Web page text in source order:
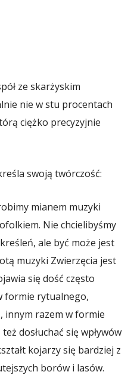
ze skarżyskim
nie w stu procentach
ciężko precyzyjnie
swoją twórczość:
mianem muzyki
Nie chcielibyśmy
ale być może jest
muzyki Zwierzęcia jest
się dość często
formie rytualnego,
innym razem w formie
dosłuchać się wpływów
kojarzy się bardziej z
borów i lasów.